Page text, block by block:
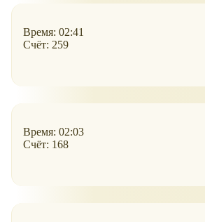
Время: 02:41
Счёт: 259
Время: 02:03
Счёт: 168